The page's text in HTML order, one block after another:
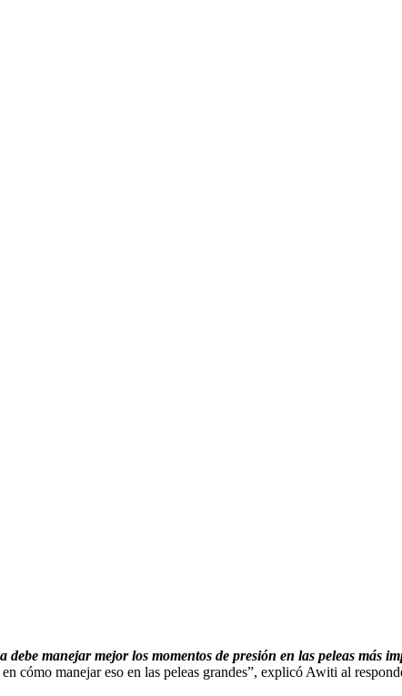
manejar mejor los momentos de presión en las peleas más
manejar eso en las peleas grandes”, explicó Awiti al